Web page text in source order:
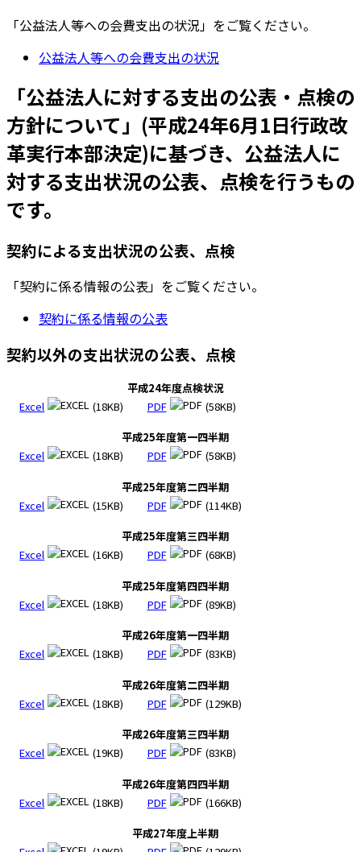
「公益法人等への会費支出の状況」をご覧ください。
公益法人等への会費支出の状況
「公益法人に対する支出の公表・点検の
方針について」(平成24年6月1日行政改
革実行本部決定)に基づき、公益法人に
対する支出状況の公表、点検を行うもの
です。
契約による支出状況の公表、点検
「契約に係る情報の公表」をご覧ください。
契約に係る情報の公表
契約以外の支出状況の公表、点検
平成24年度点検状況
Excel
(18KB) PDF (58KB)
平成25年度第一四半期
Excel
(18KB) PDF (58KB)
平成25年度第二四半期
Excel
(15KB) PDF (114KB)
平成25年度第三四半期
Excel
(16KB) PDF (68KB)
平成25年度第四四半期
Excel
(18KB) PDF (89KB)
平成26年度第一四半期
Excel
(18KB) PDF (83KB)
平成26年度第二四半期
Excel
(18KB) PDF (129KB)
平成26年度第三四半期
Excel
(19KB) PDF (83KB)
平成26年度第四四半期
Excel
(18KB) PDF (166KB)
平成27年度上半期